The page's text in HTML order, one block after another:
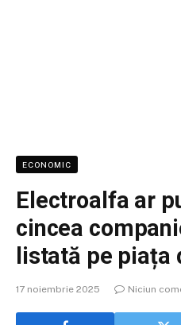
ECONOMIC
Electroalfa ar
cincea
listată pe piața
17 noiembrie 2025 Niciun